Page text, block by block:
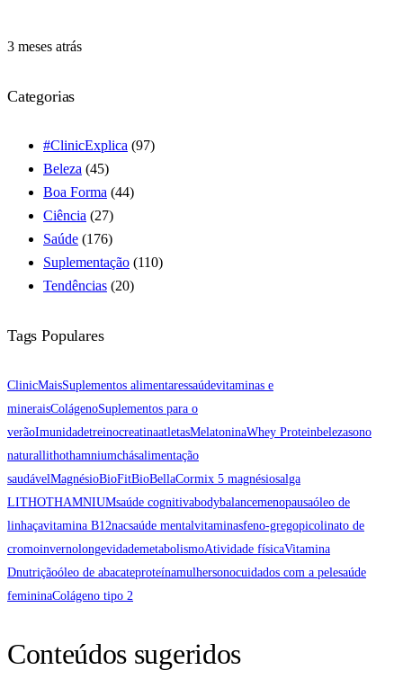
3 meses atrás
Categorias
#ClinicExplica (97)
Beleza (45)
Boa Forma (44)
Ciência (27)
Saúde (176)
Suplementação (110)
Tendências (20)
Tags Populares
ClinicMaisSuplementos alimentaressaúdevitaminas e
mineraisColágenoSuplementos para o
verãoImunidadetreinocreatinaatletasMelatoninaWhey Proteinbelezasono
naturallithothamniumchásalimentação
saudávelMagnésioBioFitBioBellaCormix 5 magnésiosalga
LITHOTHAMNIUMsaúde cognitivabodybalancemenopausaóleo de
linhaçavitamina B12nacsaúde mentalvitaminasfeno-gregopicolinato de
cromoinvernolongevidademetabolismoAtividade físicaVitamina
Dnutriçãoóleo de abacateproteínamulhersonocuidados com a pelesaúde
femininaColágeno tipo 2
Conteúdos sugeridos